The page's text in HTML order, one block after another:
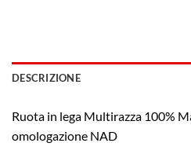
DESCRIZIONE
Ruota in lega Multirazza 100%
omologazione NAD